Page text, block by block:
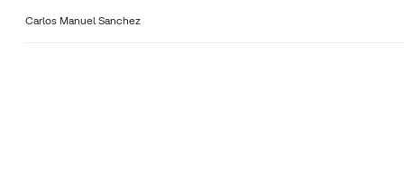
Carlos Manuel Sanchez